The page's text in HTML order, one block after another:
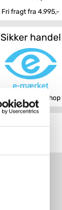
Fri fragt fra 4.995,-
Sikker handel
Godkendt webshop